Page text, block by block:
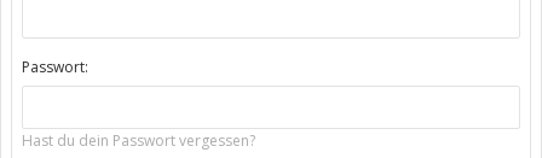
Passwort:
Hast du dein Passwort vergessen?